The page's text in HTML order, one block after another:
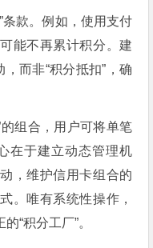
条款。例如，使用支付
能不再累计积分。建
而非“积分抵扣”，确
的组合，用户可将单笔
在于建立动态管理机
，维护信用卡组合的
。唯有系统性操作，
“积分工厂”。